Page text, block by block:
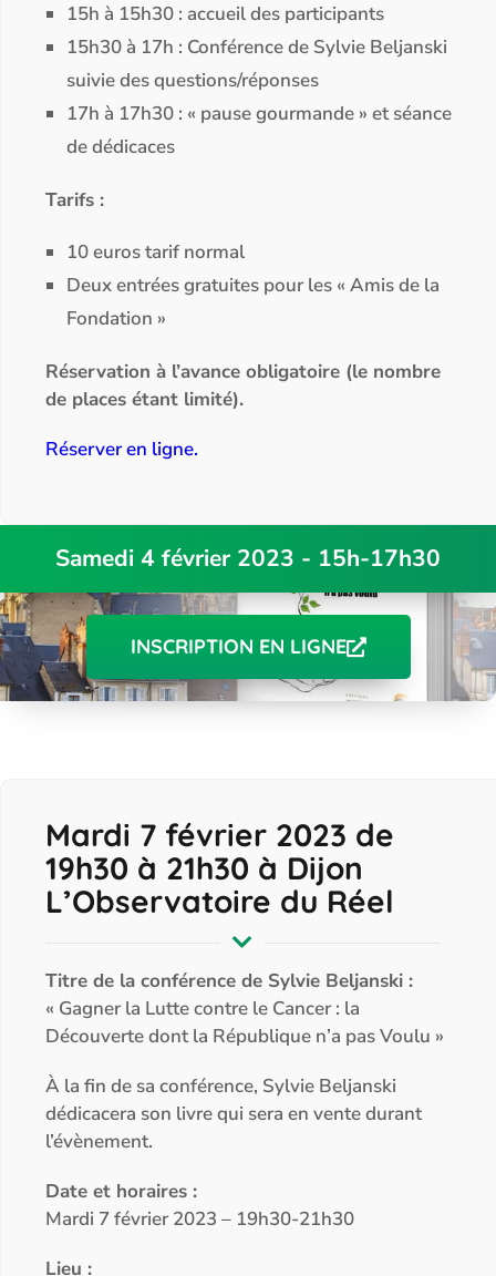
15h à 15h30 : accueil des participants
15h30 à 17h : Conférence de Sylvie Beljanski
suivie des questions/réponses
17h à 17h30 : « pause gourmande » et séance
de dédicaces
Tarifs :
10 euros tarif normal
Deux entrées gratuites pour les « Amis de la
Fondation »
Réservation à l’avance obligatoire (le nombre
de places étant limité).
Réserver en ligne.
Samedi 4 février 2023 - 15h-17h30
INSCRIPTION EN LIGNE
Mardi 7 février 2023 de
19h30 à 21h30 à Dijon
L’Observatoire du Réel
Titre de la conférence de Sylvie Beljanski :
« Gagner la Lutte contre le Cancer : la
Découverte dont la République n’a pas Voulu »
À la fin de sa conférence, Sylvie Beljanski
dédicacera son livre qui sera en vente durant
l’évènement.
Date et horaires :
Mardi 7 février 2023 – 19h30-21h30
Lieu :